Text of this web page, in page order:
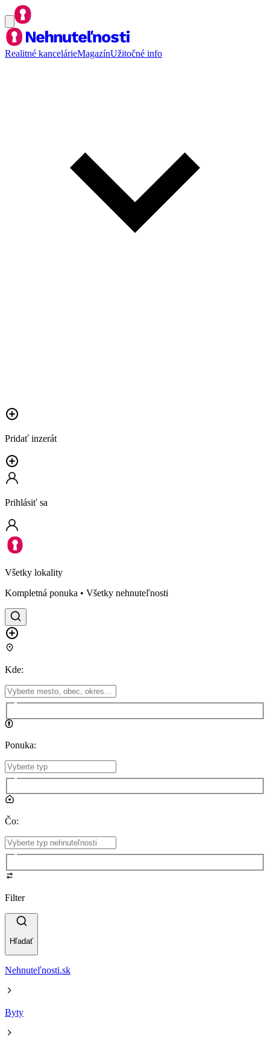
Realitné kancelárieMagazínUžitočné info
Pridať inzerát
Prihlásiť sa
Všetky lokality
Kompletná ponuka • Všetky nehnuteľnosti
Kde:
Ponuka:
Čo:
Filter
Hľadať
Nehnuteľnosti.sk
Byty